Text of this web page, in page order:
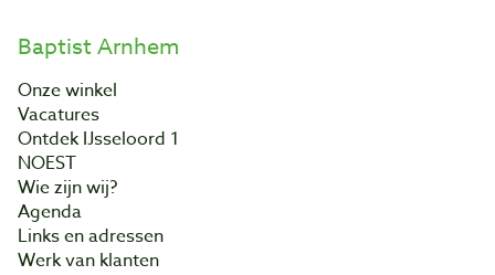
Baptist Arnhem
Onze winkel
Vacatures
Ontdek IJsseloord 1
NOEST
Wie zijn wij?
Agenda
Links en adressen
Werk van klanten